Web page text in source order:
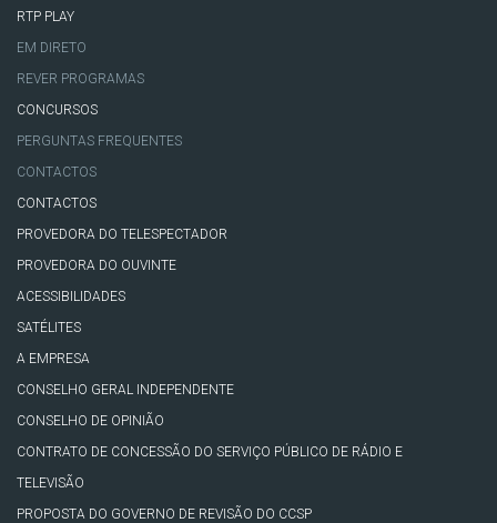
RTP PLAY
EM DIRETO
REVER PROGRAMAS
CONCURSOS
PERGUNTAS FREQUENTES
CONTACTOS
CONTACTOS
PROVEDORA DO TELESPECTADOR
PROVEDORA DO OUVINTE
ACESSIBILIDADES
SATÉLITES
A EMPRESA
CONSELHO GERAL INDEPENDENTE
CONSELHO DE OPINIÃO
CONTRATO DE CONCESSÃO DO SERVIÇO PÚBLICO DE RÁDIO E
TELEVISÃO
PROPOSTA DO GOVERNO DE REVISÃO DO CCSP